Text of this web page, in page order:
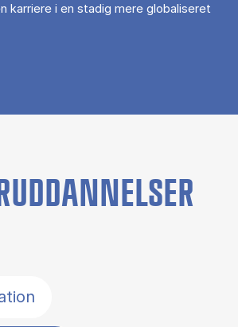
karriere i en stadig mere globaliseret